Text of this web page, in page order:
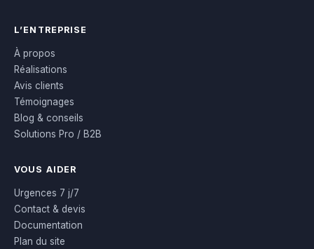
L’ENTREPRISE
À propos
Réalisations
Avis clients
Témoignages
Blog & conseils
Solutions Pro / B2B
VOUS AIDER
Urgences 7 j/7
Contact & devis
Documentation
Plan du site